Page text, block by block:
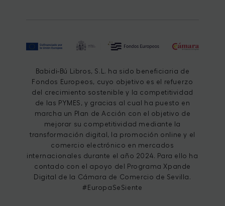
Babidi-Bú Libros, S.L. ha sido beneficiaria de
Fondos Europeos, cuyo objetivo es el refuerzo
del crecimiento sostenible y la competitividad
de las PYMES, y gracias al cual ha puesto en
marcha un Plan de Acción con el objetivo de
mejorar su competitividad mediante la
transformación digital, la promoción online y el
comercio electrónico en mercados
internacionales durante el año 2024. Para ello ha
contado con el apoyo del Programa Xpande
Digital de la Cámara de Comercio de Sevilla.
#EuropaSeSiente